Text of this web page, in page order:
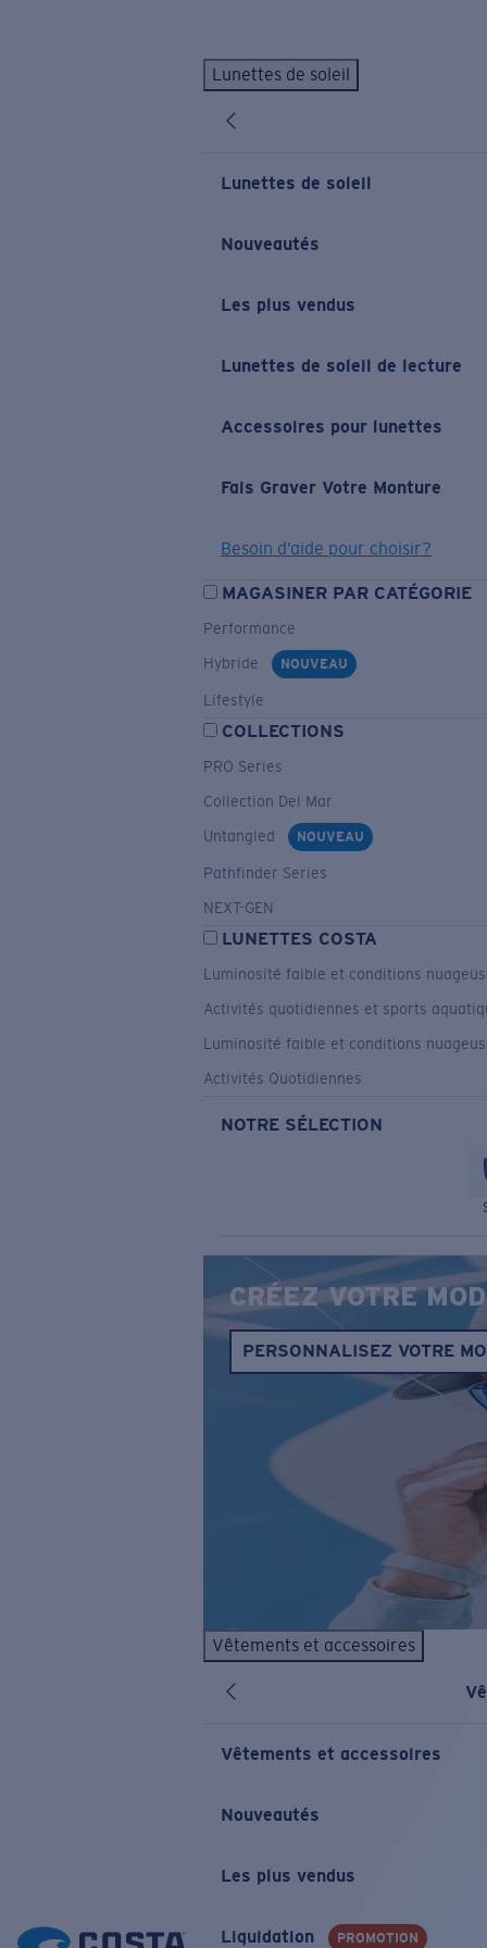
Lunettes de soleil
Lunettes de soleil
Nouveautés
Les plus vendus
Lunettes de soleil de lecture
Accessoires pour lunettes
Fais Graver Votre Monture
Besoin d’aide pour choisir?
MAGASINER PAR CATÉGORIE
Performance
Hybride
NOUVEAU
Lifestyle
COLLECTIONS
PRO Series
Collection Del Mar
Untangled
NOUVEAU
Pathfinder Series
NEXT-GEN
LUNETTES COSTA
Luminosité faible et conditions
Activités quotidiennes et sports
Luminosité faible et conditions
Activités Quotidiennes
NOTRE SÉLECTION
CRÉEZ VOTRE
PERSONNALISEZ VOTRE
Vêtements et accessoires
Vêtements et accessoires
Nouveautés
Les plus vendus
Liquidation PROMOTION
LES PLUS RECHERCHÉS
Lunettes de soleil personnalisées